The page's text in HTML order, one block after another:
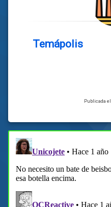
Temápolis
Publicada el